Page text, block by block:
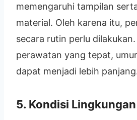
memengaruhi tampilan
material. Oleh karena itu,
secara rutin perlu
perawatan yang tepat,
dapat menjadi lebih
5. Kondisi